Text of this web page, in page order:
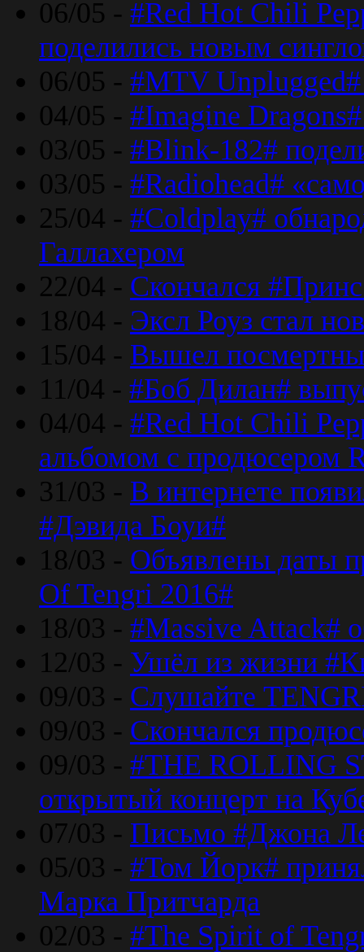
06/05 - #Red Hot Chili
поделились новым
06/05 - #MTV Unplugged#
04/05 - #Imagine
03/05 - #Blink-182#
03/05 - #Radiohead#
25/04 - #Coldplay#
Галлахером
22/04 - Скончался
18/04 - Эксл Роуз стал
15/04 - Вышел
11/04 - #Боб Дилан#
04/04 - #Red Hot Chili
альбомом с продюсером
31/03 - В интернете
#Дэвида Боуи#
18/03 - Объявлены даты
Of Tengri 2016#
18/03 - #Massive Attack#
12/03 - Ушёл из жизни
09/03 - Слушайте
09/03 - Скончался
09/03 - #THE ROLLING
открытый концерт на
07/03 - Письмо #Джона
05/03 - #Том Йорк#
Марка Притчарда
02/03 - #The Spirit of